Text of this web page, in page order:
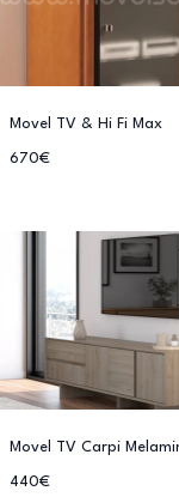
Movel TV & Hi Fi Max
670€
Movel TV Carpi
440€